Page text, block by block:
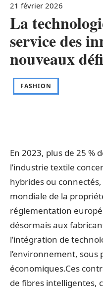
21 février 2026
La
service des
nouveaux
FASHION
En 2023, plus de 25 %
l’industrie textile
hybrides ou
mondiale de la
réglementation
désormais aux
l’intégration de
l’environnement, sous
économiques.Ces
de fibres intelligentes,